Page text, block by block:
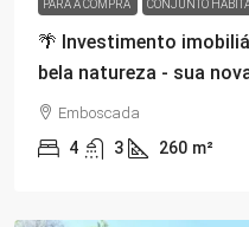
PARA A COMPRA CONJUNTO
🌴 Investimento
bela natureza - sua
Emboscada
4 3 260 m²